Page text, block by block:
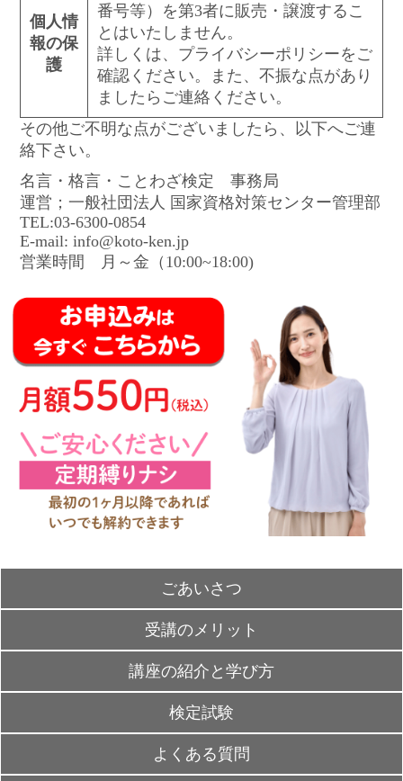
個人情
報の保
護
番号等）を第3者に販売・譲渡するこ
とはいたしません。
詳しくは、プライバシーポリシーをご
確認ください。また、不振な点があり
ましたらご連絡ください。
その他ご不明な点がございましたら、以下へご連
絡下さい。
名言・格言・ことわざ検定 事務局
運営；一般社団法人 国家資格対策センター管理部
TEL:03-6300-0854
E-mail: info@koto-ken.jp
営業時間 月～金（10:00~18:00)
ごあいさつ
受講のメリット
講座の紹介と学び方
検定試験
よくある質問